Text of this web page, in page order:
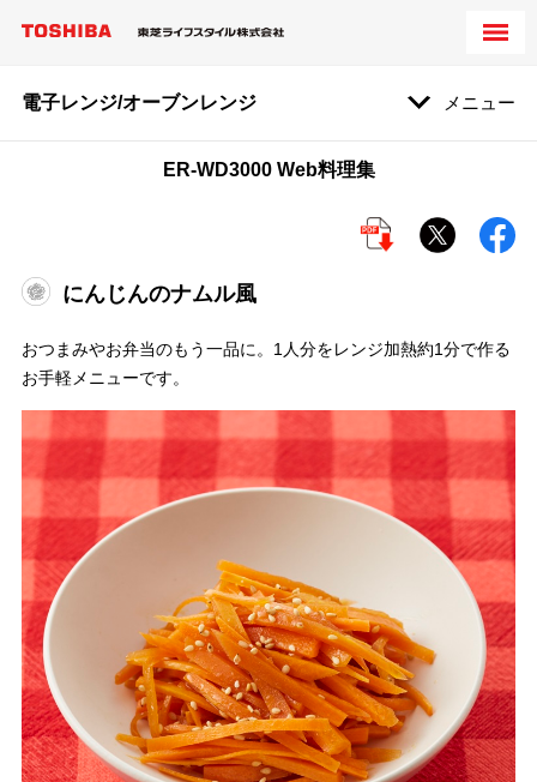
電子レンジ/オーブンレンジ メニュー
ER-WD3000 Web料理集
にんじんのナムル風
おつまみやお弁当のもう一品に。1人分をレンジ加熱約1分で作る
お手軽メニューです。